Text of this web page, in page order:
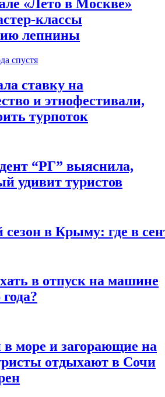
«Лето в Москве»
классы
лепнины
спустя
ставку на
и этнофестивали,
турпоток
“РГ” выяснила,
удивит туристов
в Крыму: где в
в отпуск на машине
море и загорающие на
отдыхают в Сочи